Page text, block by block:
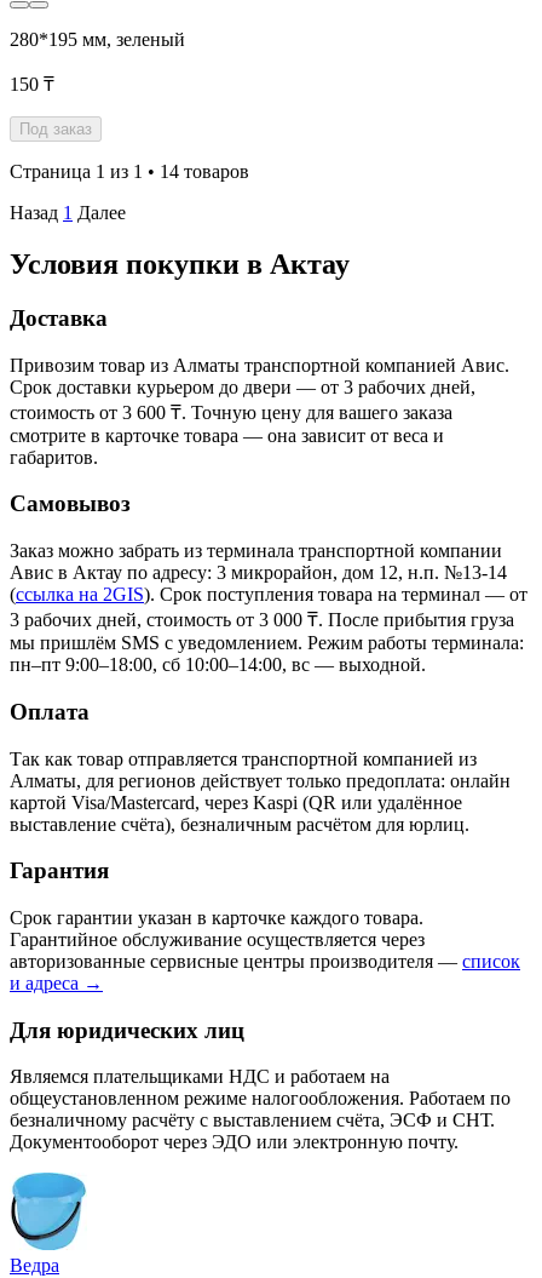
280*195 мм, зеленый
150 ₸
Под заказ
Страница 1 из 1 • 14 товаров
Назад 1 Далее
Условия покупки в Актау
Доставка
Привозим товар из Алматы транспортной компанией Авис.
Срок доставки курьером до двери — от 3 рабочих дней,
стоимость от 3 600 ₸. Точную цену для вашего заказа
смотрите в карточке товара — она зависит от веса и
габаритов.
Самовывоз
Заказ можно забрать из терминала транспортной компании
Авис в Актау по адресу: 3 микрорайон, дом 12, н.п. №13-14
(ссылка на 2GIS). Срок поступления товара на терминал — от
3 рабочих дней, стоимость от 3 000 ₸. После прибытия груза
мы пришлём SMS с уведомлением. Режим работы терминала:
пн–пт 9:00–18:00, сб 10:00–14:00, вс — выходной.
Оплата
Так как товар отправляется транспортной компанией из
Алматы, для регионов действует только предоплата: онлайн
картой Visa/Mastercard, через Kaspi (QR или удалённое
выставление счёта), безналичным расчётом для юрлиц.
Гарантия
Срок гарантии указан в карточке каждого товара.
Гарантийное обслуживание осуществляется через
авторизованные сервисные центры производителя — список
и адреса →
Для юридических лиц
Являемся плательщиками НДС и работаем на
общеустановленном режиме налогообложения. Работаем по
безналичному расчёту с выставлением счёта, ЭСФ и СНТ.
Документооборот через ЭДО или электронную почту.
Ведра